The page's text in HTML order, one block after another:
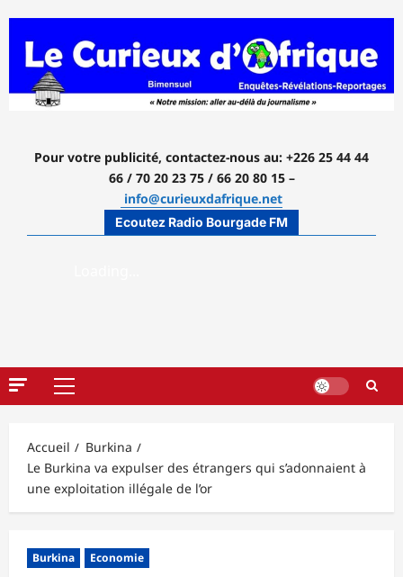
contenu
Pour votre publicité, contactez-nous au: +226 25 44 44
66 / 70 20 23 75 / 66 20 80 15 –
info@curieuxdafrique.net
Ecoutez Radio Bourgade FM
Menu
Accueil
Burkina
Le Burkina va expulser des étrangers qui s’adonnaient à
une exploitation illégale de l’or
Burkina Economie